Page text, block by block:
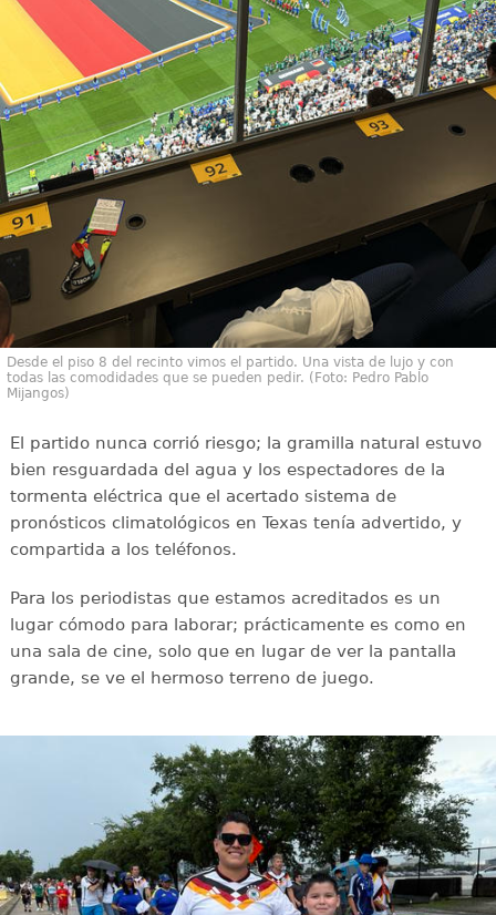
Desde el piso 8 del recinto vimos el partido. Una vista de lujo y con
todas las comodidades que se pueden pedir. (Foto: Pedro Pablo
Mijangos)
El partido nunca corrió riesgo; la gramilla natural estuvo
bien resguardada del agua y los espectadores de la
tormenta eléctrica que el acertado sistema de
pronósticos climatológicos en Texas tenía advertido, y
compartida a los teléfonos.
Para los periodistas que estamos acreditados es un
lugar cómodo para laborar; prácticamente es como en
una sala de cine, solo que en lugar de ver la pantalla
grande, se ve el hermoso terreno de juego.